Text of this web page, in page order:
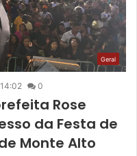
Geral
0
Rose
da Festa de
Monte Alto